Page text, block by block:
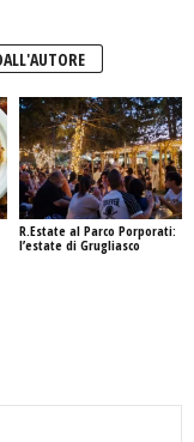
R.Estate al Parco Porporati:
l’estate di Grugliasco